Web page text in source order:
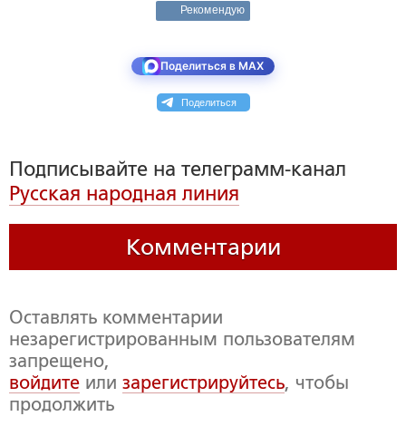
Рекомендую
Поделиться в MAX
Поделиться
Подписывайте на телеграмм-канал
Русская народная линия
Комментарии
Оставлять комментарии
незарегистрированным пользователям
запрещено,
войдите или зарегистрируйтесь, чтобы
продолжить